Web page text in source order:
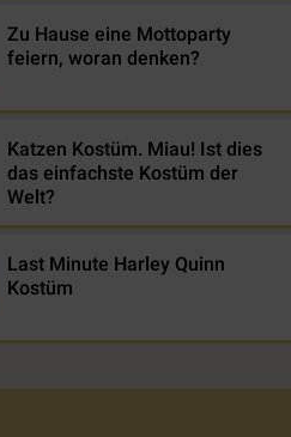
Zu Hause eine Mottoparty
feiern, woran denken?
Katzen Kostüm. Miau! Ist dies
das einfachste Kostüm der
Welt?
Last Minute Harley Quinn
Kostüm